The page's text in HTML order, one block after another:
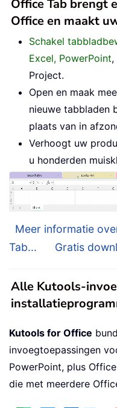
Office Tab brengt
Office en maakt
Schakel
Excel, PowerPoint,
Project.
Open en maak
nieuwe tabbladen
plaats van in
Verhoogt uw
u honderden
Meer informatie
Tab...
Gratis
Alle Kutools-
Kutools for Office
invoegtoepassingen
PowerPoint, plus
die met meerdere